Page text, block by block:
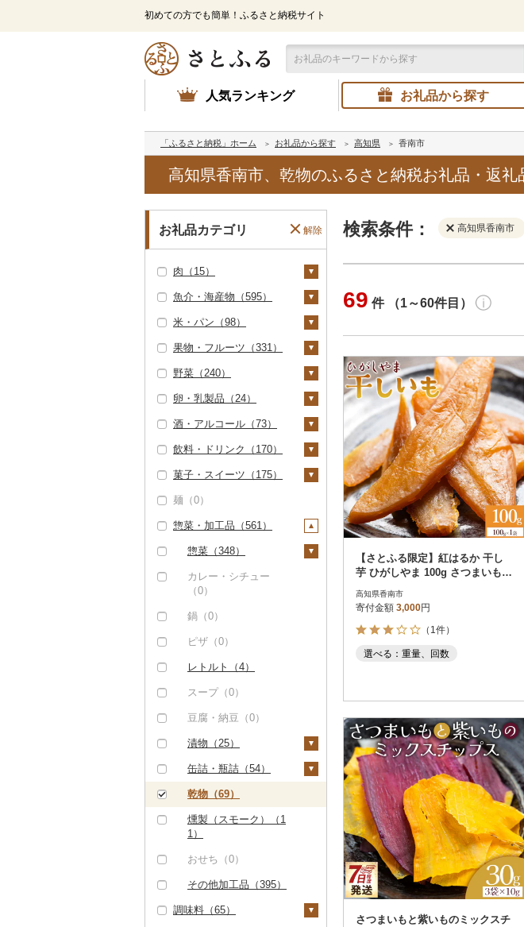
初めての方でも簡単！ふるさと納税サイト
人気ランキング お礼品から探す
「ふるさと納税」ホーム お礼品から探す 高知県 香南市
高知県香南市、乾物のふるさと納税お礼品・返礼
お礼品カテゴリ 解除
肉（15）
牛肉（精肉）（0）
牛肉（加工品）（0）
豚肉（精肉）（0）
豚肉（加工品）（6）
ハンバーグ（0）
もつ鍋（0）
ハム（0）
ソーセージ・ウインナ
（0）
その他豚肉（加工品）
鶏肉（8）
鶏肉（精肉）（1）
ハム・ソーセージ
赤鶏さつま（0）
その他鶏肉（4）
鹿肉（0）
馬肉（0）
羊肉・ラム肉（ジンギ
（5）
魚介・海産物（595）
カニ（0）
エビ（10）
甘エビ（0）
ボタンエビ（0）
伊勢海老（9）
その他エビ（1）
いくら（0）
うに（0）
明太子・たらこ（0）
その他魚卵（3）
数の子（0）
からすみ（0）
キャビア（0）
その他魚卵（3）
貝（7）
帆立（ホタテ）（0）
鮑（アワビ）（0）
牡蠣（カキ）（6）
あさり（0）
うなぎ（268）
鮮魚（247）
鮭・サーモン（0）
マグロ（108）
鯛（0）
のどぐろ（0）
ふぐ（0）
ブリ（9）
ほっけ（0）
その他鮮魚（31）
イカ・タコ（0）
海苔・海藻（0）
（421）
しらす・ちりめん（3
（6）
その他魚介・加工品
（381）
米・パン（98）
米（63）
精米（15）
無洗米（15）
玄米（2）
金芽米（0）
ゆめぴりか（0）
つや姫（0）
コシヒカリ（53）
はえぬき（0）
さがびより（0）
（2）
ななつぼし（0）
その他米（21）
雑穀（1）
餅（6）
その他穀物加工品
果物・フルーツ（331）
ぶどう・マスカット
（0）
その他ぶどう・マスカ
みかん・柑橘（218）
みかん（164）
レモン（0）
不知火・デコポン
ポンカン（5）
その他柑橘（59）
すいか（27）
キウイ（0）
柿（カキ）（13）
ドライフルーツ（6）
干し柿（0）
干し芋（0）
その他ドライフルーツ
（6）
その他果物（107）
びわ（4）
ブルーベリー（2）
パイナップル（1）
栗（3）
野菜（240）
いも（58）
じゃがいも（0）
さつまいも（50）
その他いも（5）
トマト（54）
フルーツトマト（3
玉ねぎ（18）
ねぎ（6）
とうもろこし（15）
根菜（46）
人参（5）
大根（2）
8）
その他根菜（6）
アスパラガス（6）
豆（6）
卵・乳製品（24）
卵（15）
チーズ（2）
ヨーグルト（0）
牛乳（11）
バター（2）
その他乳製品（17）
酒・アルコール（73）
ビール・発泡酒（0）
日本酒（62）
純米大吟醸（11）
純米吟醸（22）
大吟醸（9）
吟醸（1）
焼酎（0）
梅酒（0）
泡盛（0）
ワイン（4）
リングワイン（0）
その他ワイン（1）
（3）
甘酒（0）
ノンアルコール（0）
その他酒（7）
飲料・ドリンク（170）
水・ミネラルウォータ
（3）
飲料（3）
コーヒー豆（0）
茶（12）
飲料（5）
（7）
静岡茶（0）
足柄茶（0）
知覧茶（0）
八女茶（0）
その他茶（8）
果汁飲料（72）
ンジジュース）（5
その他果汁飲料（3
2）
（64）
（47）
野菜ジュース（10）
炭酸飲料（0）
豆乳（0）
その他飲料・ジュース
（42）
菓子・スイーツ（175）
ケーキ（37）
クッキー（15）
焼き菓子（44）
プリン（3）
（38）
その他洋菓子（37）
煎餅・おかき（17）
羊羹（1）
饅頭（3）
大福（3）
麺（0）
惣菜・加工品（561）
惣菜（348）
餃子（1）
カレー・シチュー
（0）
鍋（0）
ピザ（0）
レトルト（4）
スープ（0）
豆腐・納豆（0）
漬物（25）
梅干（0）
キムチ（0）
その他漬物（22）
缶詰・瓶詰（54）
肉（0）
魚（1）
0）
乾物（69）
燻製（スモーク）（1
1）
おせち（0）
その他加工品（395）
調味料（65）
検索条件： 高知県香南市
円
決済方法 解除
PayPay
クレジットカード決済
Amazon Pay
楽天ペイ
メルペイ
コンビニ支払い
ソフトバンクまとめて支払い
d払い
金融機関(Pay-easy決済)
69 件 （1～60件目）
【さとふる限定】紅はるか 干し
芋 ひがしやま 100g さつまいもス
イーツ 芋 菓子 at-0026
高知県香南市
寄付金額 3,000円
（1件）
選べる：重量、回数
さつまいもと紫いものミックスチ